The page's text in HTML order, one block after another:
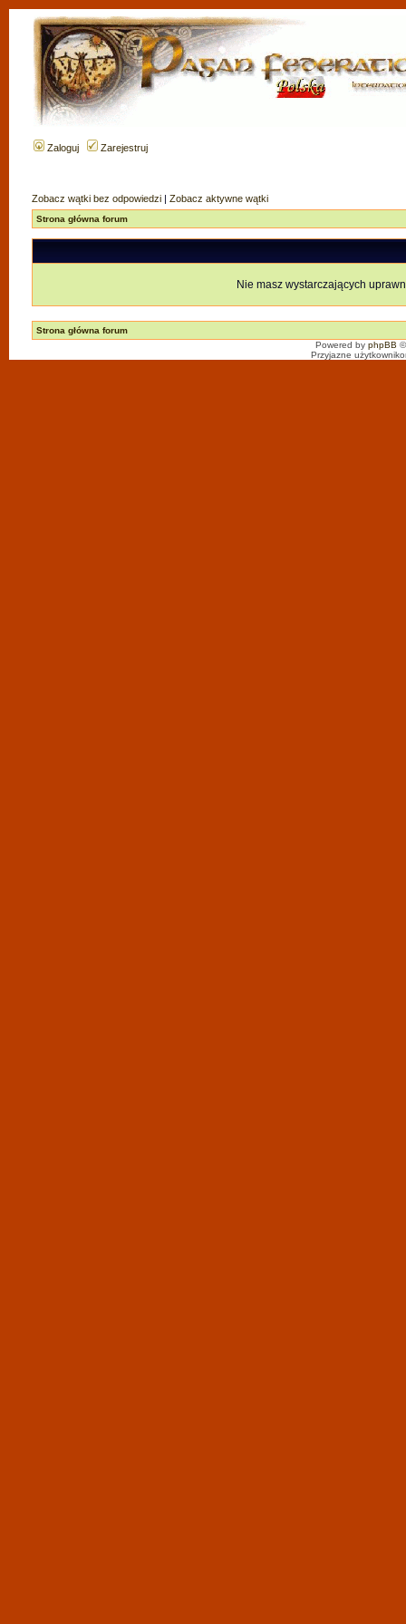
Zaloguj Zarejestruj
Zobacz wątki bez odpowiedzi | Zobacz aktywne wątki
Strona główna forum
Nie masz wystarczających
Strona główna forum
Powered by phpBB
Przyjazne